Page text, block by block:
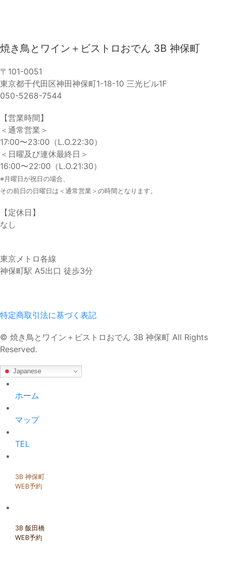
焼き鳥とワイン＋ビストロおでん 3B 神保町
〒101-0051
東京都千代田区神田神保町1-18-10 三光ビル1F
050-5268-7544
【営業時間】
＜通常営業＞
17:00〜23:00（L.O.22:30）
＜日曜及び連休最終日＞
16:00〜22:00（L.O.21:30）
※月曜日が祝日の場合、
その前日の日曜日は＜通常営業＞の時間となります。
【定休日】
なし
東京メトロ各線
神保町駅 A5出口 徒歩3分
特定商取引法に基づく表記
© 焼き鳥とワイン＋ビストロおでん 3B 神保町 All Rights
Reserved.
Japanese
ホーム
マップ
TEL
3B 神保町
WEB予約
3B 飯田橋
WEB予約